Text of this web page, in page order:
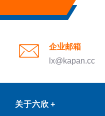
企业邮箱
lx@kapan.cc
关于六欣